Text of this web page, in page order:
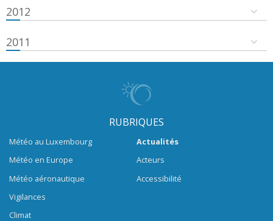
2012
2011
RUBRIQUES
Météo au Luxembourg
Météo en Europe
Météo aéronautique
Vigilances
Climat
Actualités
Acteurs
Accessibilité